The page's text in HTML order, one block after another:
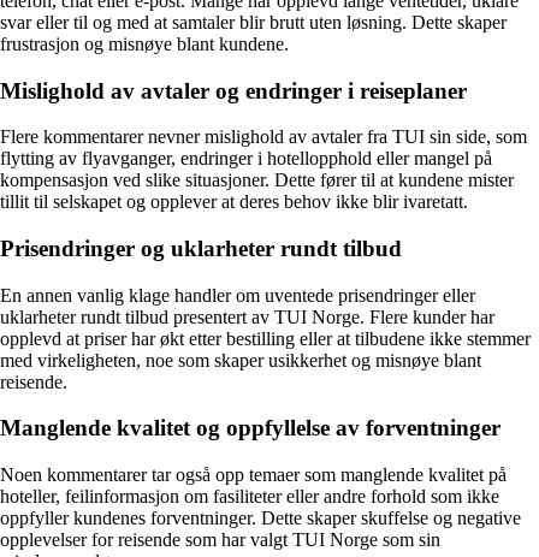
svar eller til og med at samtaler blir brutt uten løsning. Dette skaper
frustrasjon og misnøye blant kundene.
Mislighold av avtaler og endringer i reiseplaner
Flere kommentarer nevner mislighold av avtaler fra TUI sin side, som
flytting av flyavganger, endringer i hotellopphold eller mangel på
kompensasjon ved slike situasjoner. Dette fører til at kundene mister
tillit til selskapet og opplever at deres behov ikke blir ivaretatt.
Prisendringer og uklarheter rundt tilbud
En annen vanlig klage handler om uventede prisendringer eller
uklarheter rundt tilbud presentert av TUI Norge. Flere kunder har
opplevd at priser har økt etter bestilling eller at tilbudene ikke stemmer
med virkeligheten, noe som skaper usikkerhet og misnøye blant
reisende.
Manglende kvalitet og oppfyllelse av forventninger
Noen kommentarer tar også opp temaer som manglende kvalitet på
hoteller, feilinformasjon om fasiliteter eller andre forhold som ikke
oppfyller kundenes forventninger. Dette skaper skuffelse og negative
opplevelser for reisende som har valgt TUI Norge som sin